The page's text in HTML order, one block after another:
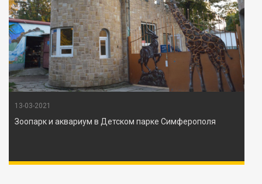
13-03-2021
Зоопарк и аквариум в Детском парке Симферополя